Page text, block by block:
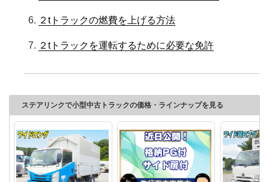
２tトラックの燃費を上げる方法
２tトラックを運転するために必要な免許
ステアリンクで小型中古トラックの価格・ラインナップを見る